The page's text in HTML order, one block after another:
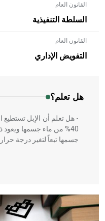
القانون العام
السلطة التنفيذية
القانون العام
التفويض الإداري
هل تعلم؟
- هل تعلم أن الأبلق نوع
بالعمارة الإسلامية في
المعمار على بناء مداميكه
- هل تعلم أن الإبل تستطيع
40% من ماء جسمها
جسمها تبعاً لتغير درجة
- هل تعلم أن أبقراط
الحكم، الأدلة، تنظيم
له الفضل بأنه حرر الطب